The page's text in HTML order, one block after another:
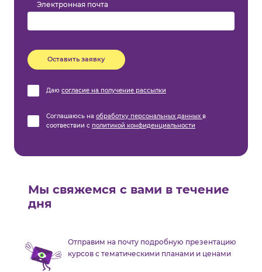
Электронная почта
Оставить заявку
Даю согласие на получение рассылки
Соглашаюсь на обработку персональных данных в
соотвествии с политикой конфиденциальности
Мы свяжемся с вами в течение
дня
Отправим на почту подробную презентацию
курсов с тематическими планами и ценами